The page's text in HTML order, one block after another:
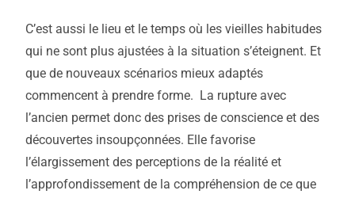
C’est aussi le lieu et le temps où les vieilles habitudes
qui ne sont plus ajustées à la situation s’éteignent. Et
que de nouveaux scénarios mieux adaptés
commencent à prendre forme. La rupture avec
l’ancien permet donc des prises de conscience et des
découvertes insoupçonnées. Elle favorise
l’élargissement des perceptions de la réalité et
l’approfondissement de la compréhension de ce que